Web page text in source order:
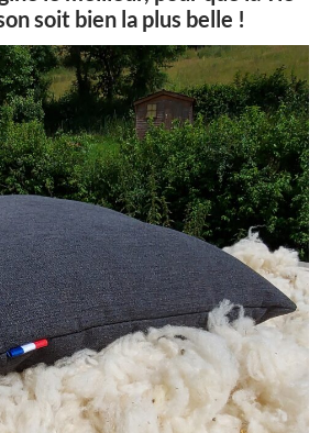
soit bien la plus belle !